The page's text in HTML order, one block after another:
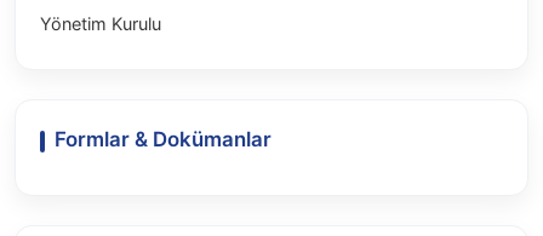
Yönetim Kurulu
Formlar & Dokümanlar